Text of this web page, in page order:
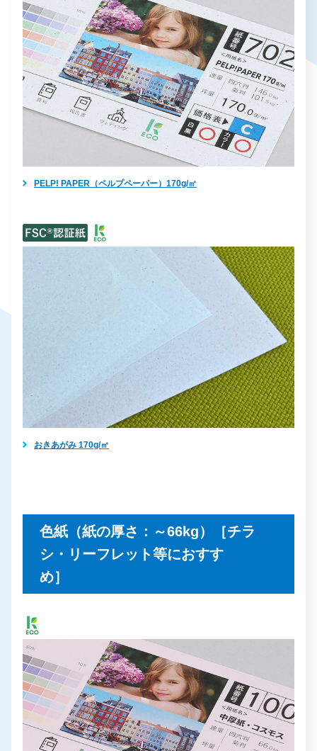
PELP! PAPER（ペルプペーパー）170g/㎡
おきあがみ 170g/㎡
色紙（紙の厚さ：～66kg）［チラ
シ・リーフレット等におすす
め］